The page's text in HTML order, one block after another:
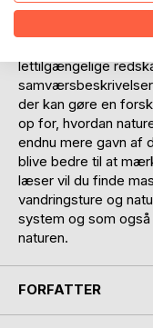
"Denne lille bog ser
lettilgængelige
der kan gøre en
op for, hvordan
endnu mere gavn af
blive bedre til at
læser vil du finde
vandringsture og
system og som
naturen.
FORFATTER